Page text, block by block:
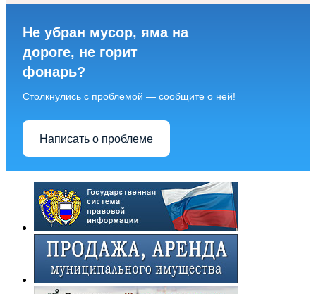
Не убран мусор, яма на
дороге, не горит
фонарь?
Столкнулись с проблемой — сообщите о ней!
Написать о проблеме